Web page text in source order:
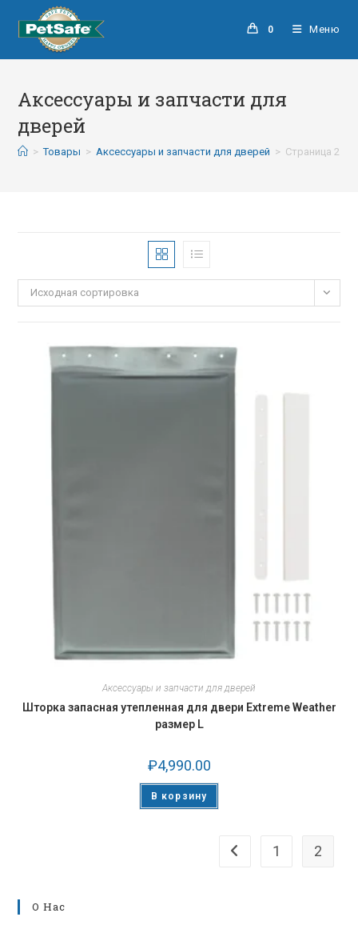
0 Меню
Аксессуары и запчасти для
дверей
> Товары > Аксессуары и запчасти для дверей > Страница 2
Исходная сортировка
Аксессуары и запчасти для дверей
Шторка запасная утепленная для двери Extreme Weather
размер L
₽4,990.00
В корзину
1 2
О Нас